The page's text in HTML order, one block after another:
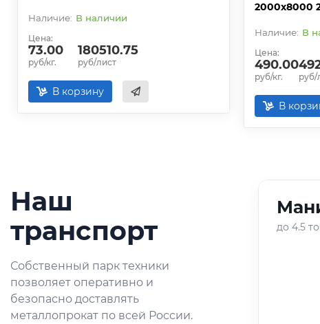
В наличии
Цена:
73.00
руб/кг.
180510.75
руб/лист
В корзину
2000х8000
В
Цена:
490.00
руб/кг. руб/
В
Наш
транспорт
Собственный парк техники
позволяет оперативно и
безопасно доставлять
металлопрокат по всей России.
Оперативная доставка
небольших партий
металлопроката по городу и
области.
до 4.5